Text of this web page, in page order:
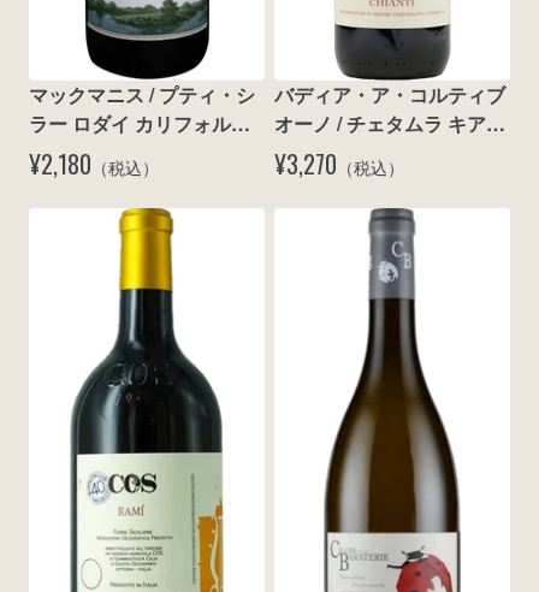
マックマニス / プティ・シ
ラー ロダイ カリフォルニ
ア 2024
¥2,180 （税込）
バディア・ア・コルティブ
オーノ / チェタムラ キアン
ティ 2023
¥3,270 （税込）